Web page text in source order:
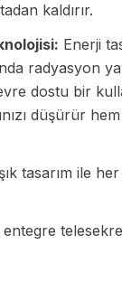
kaldırır.
Enerji
radyasyon
dostu bir
düşürür
tasarım ile
entegre